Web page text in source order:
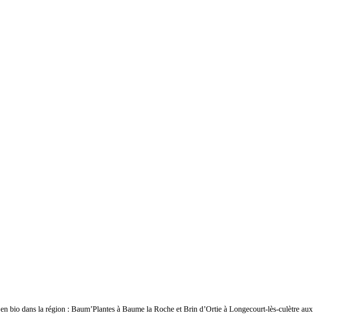
bio dans la région : Baum’Plantes à Baume la Roche et Brin d’Ortie à Longecourt-lès-culètre aux